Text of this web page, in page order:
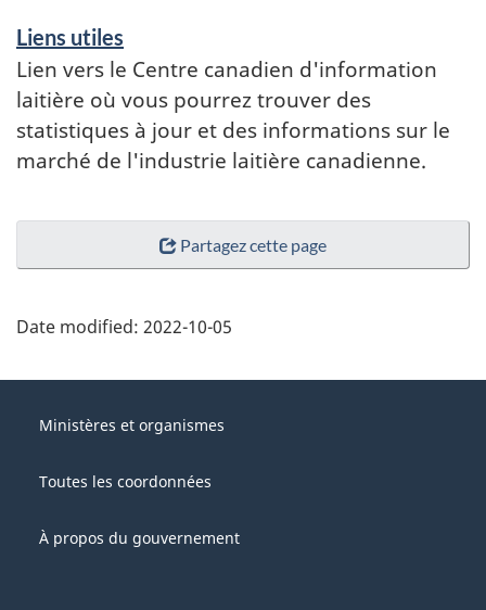
Liens utiles
Lien vers le Centre canadien d'information
laitière où vous pourrez trouver des
statistiques à jour et des informations sur le
marché de l'industrie laitière canadienne.
Partagez cette page
Date modified: 2022-10-05
thisGouvernement
Canada
Ministères et organismes
Toutes les coordonnées
À propos du gouvernement